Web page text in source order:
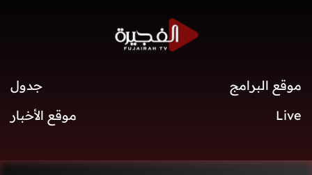
موقع البرامج
جدول
Live
موقع الأخبار